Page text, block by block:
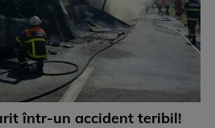
într-un accident teribil!